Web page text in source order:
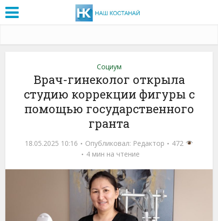
Социум
Врач-гинеколог открыла
студию коррекции фигуры с
помощью государственного
гранта
18.05.2025 10:16 Опубликовал: Редактор
472
4 мин на чтение